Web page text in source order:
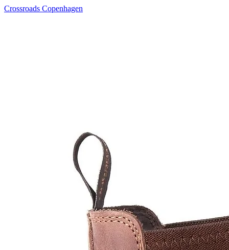
Crossroads Copenhagen